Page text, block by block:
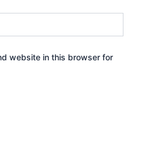
website in this browser for